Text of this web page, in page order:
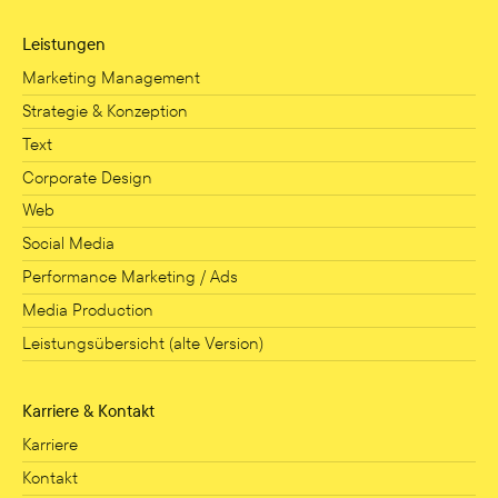
Leistungen
Marketing Management
Strategie & Konzeption
Text
Corporate Design
Web
Social Media
Performance Marketing / Ads
Media Production
Leistungsübersicht (alte Version)
Karriere & Kontakt
Karriere
Kontakt